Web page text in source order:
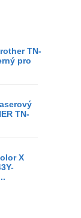
TN-
pro
TN-
X